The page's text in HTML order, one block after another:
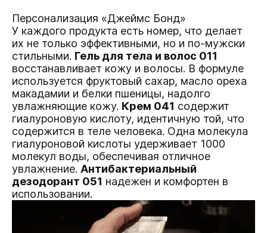
Персонализация «Джеймс Бонд»
У каждого продукта есть номер, что делает
их не только эффективными, но и по-мужски
стильными. Гель для тела и волос 011
восстанавливает кожу и волосы. В формуле
используется фруктовый сахар, масло ореха
макадамии и белки пшеницы, надолго
увлажняющие кожу. Крем 041 содержит
гиалуроновую кислоту, идентичную той, что
содержится в теле человека. Одна молекула
гиалуроновой кислоты удерживает 1000
молекул воды, обеспечивая отличное
увлажнение. Антибактериальный
дезодорант 051 надежен и комфортен в
использовании.